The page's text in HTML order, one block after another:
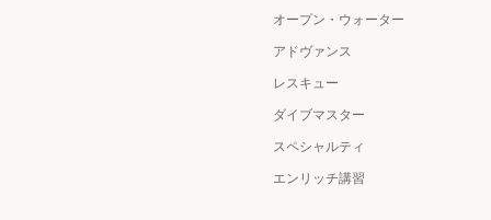
オープン・ウォーター
アドヴァンス
レスキュー
ダイブマスター
スペシャルティ
エンリッチ講習